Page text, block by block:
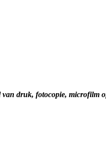
druk, fotocopie, microfilm